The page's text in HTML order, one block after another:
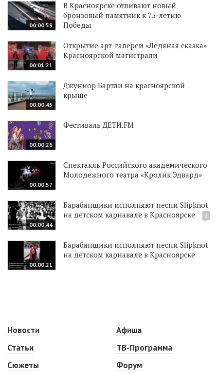
00:00:59
В Красноярске отливают новый
бронзовый памятник к 75-летию
Победы
00:01:21
Открытие арт-галереи «Ледяная сказка»
Красноярской магистрали
00:00:45
Джуниор Бартли на красноярской
крыше
00:00:26
Фестиваль ДЕТИ.FM
00:00:57
Спектакль Российского академического
Молодежного театра «Кролик Эдвард»
00:00:44
Барабанщики исполняют песни Slipknot
на детском карнавале в Красноярске
2
00:00:21
Барабанщики исполняют песни Slipknot
на детском карнавале в Красноярске
Новости
Статьи
Сюжеты
Афиша
ТВ-Программа
Форум